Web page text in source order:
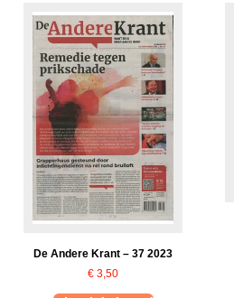
De Andere Krant – 37 2023
€ 3,50